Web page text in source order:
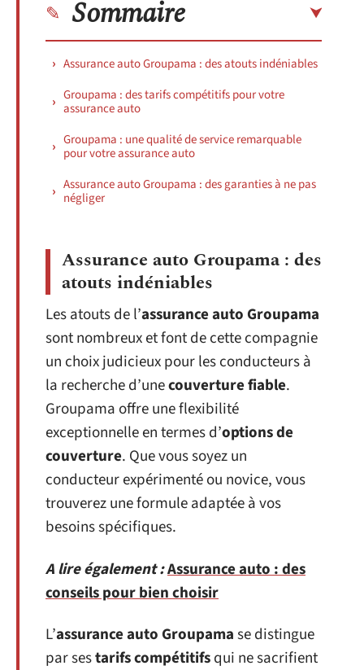
Sommaire
Assurance auto Groupama : des atouts indéniables
Groupama : des tarifs compétitifs pour votre
assurance auto
Groupama : une qualité de service remarquable
pour votre assurance auto
Assurance auto Groupama : des garanties à ne pas
négliger
Assurance auto Groupama : des
atouts indéniables
Les atouts de l’assurance auto Groupama
sont nombreux et font de cette compagnie
un choix judicieux pour les conducteurs à
la recherche d’unecouverture fiable.
Groupama offre une flexibilité
exceptionnelle en termes d’options de
couverture. Que vous soyez un
conducteur expérimenté ou novice, vous
trouverez une formule adaptée à vos
besoins spécifiques.
A lire également :Assurance auto : des
conseils pour bien choisir
L’assurance auto Groupamase distingue
par sestarifs compétitifsqui ne sacrifient